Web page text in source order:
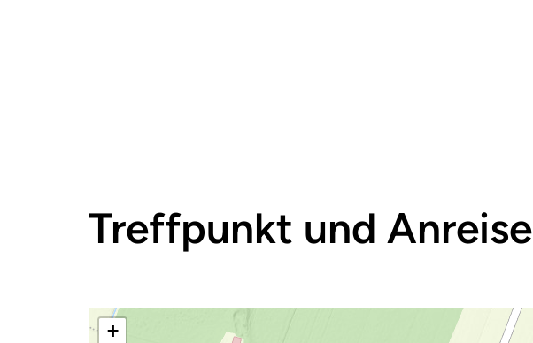
Treffpunkt und Anreise
+